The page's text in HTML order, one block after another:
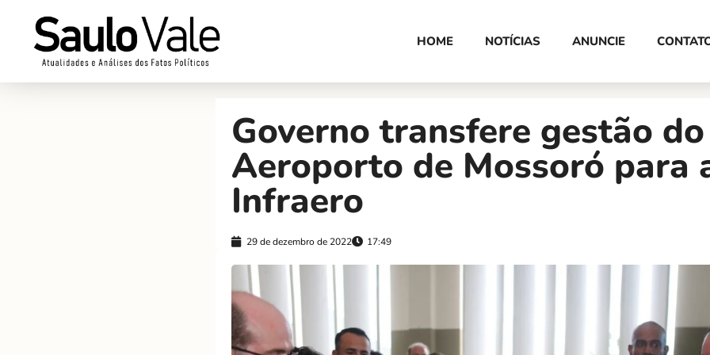
HOME NOTÍCIAS ANUNCIE
Governo transfere gestão do
Aeroporto de Mossoró para
Infraero
29 de dezembro de 2022 17:49